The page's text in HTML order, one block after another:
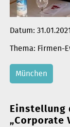
Datum:
Firmen-
München
Einstellung
„Corporate